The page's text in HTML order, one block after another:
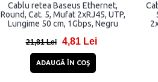
Cablu retea Baseus Ethernet,
Round, Cat. 5, Mufat 2xRJ45, UTP,
Lungime 50 cm, 1Gbps, Negru
21,81 Lei 4,81 Lei
ADAUGĂ ÎN COŞ